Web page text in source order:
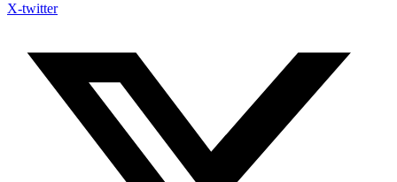
X-twitter